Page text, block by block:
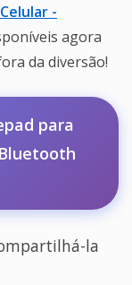
-
agora
da diversão!
para
la